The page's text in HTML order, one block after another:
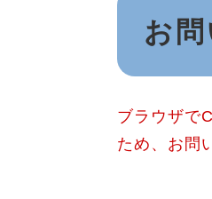
お
ブラウザで
ため、お問